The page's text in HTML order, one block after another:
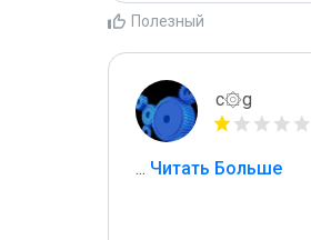
Полезный
c۞g
... Читать Больше